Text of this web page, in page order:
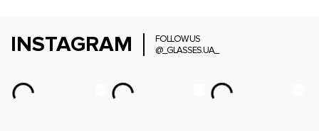
INSTAGRAM
FOLLOW US
@_GLASSES.UA_